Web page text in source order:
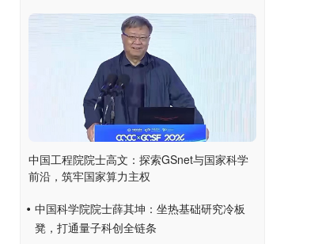
中国工程院院士高文：探索GSnet与国家科学
前沿，筑牢国家算力主权
中国科学院院士薛其坤：坐热基础研究冷板
凳，打通量子科创全链条